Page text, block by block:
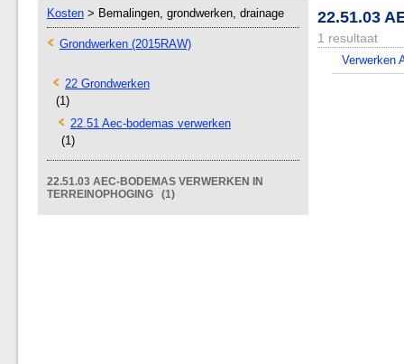
Kosten > Bemalingen, grondwerken, drainage
Grondwerken (2015RAW)
22 Grondwerken
(1)
22.51 Aec-bodemas verwerken
(1)
22.51.03 AEC-BODEMAS VERWERKEN IN
TERREINOPHOGING (1)
22.51.03
1 resultaat
Verwerken